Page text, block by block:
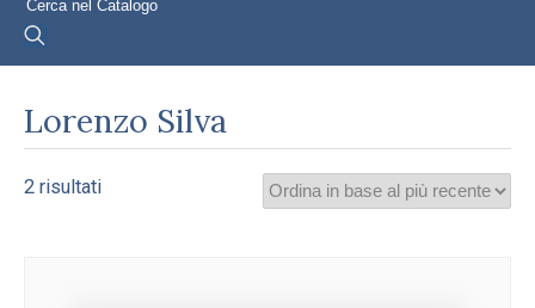
Lorenzo Silva
2 risultatiOrdina